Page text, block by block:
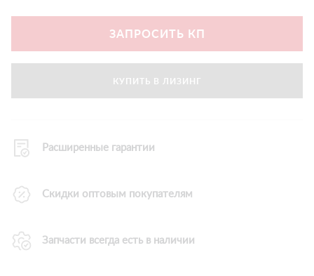
ЗАПРОСИТЬ КП
КУПИТЬ В ЛИЗИНГ
Расширенные гарантии
Скидки оптовым покупателям
Запчасти всегда есть в наличии